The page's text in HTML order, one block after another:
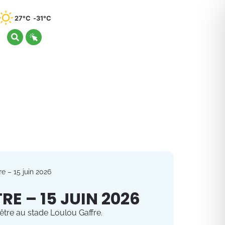
27°C 31°C
– 15 juin 2026
– 15 JUIN 2026
au stade Loulou Gaffre.